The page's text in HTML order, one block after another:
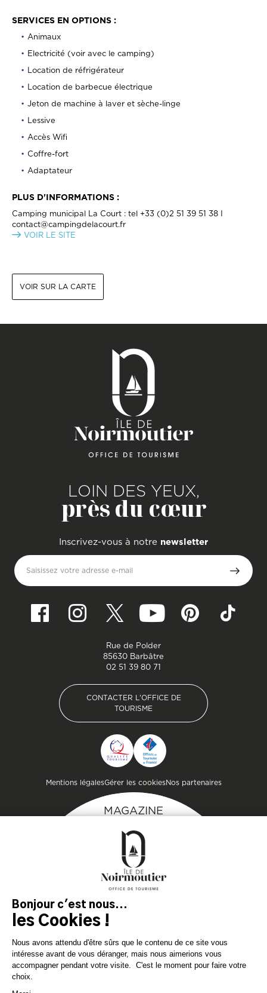
SERVICES EN OPTIONS :
Animaux
Electricité (voir avec le camping)
Location de réfrigérateur
Location de barbecue électrique
Jeton de machine à laver et sèche-linge
Lessive
Accès Wifi
Coffre-fort
Adaptateur
PLUS D'INFORMATIONS :
Camping municipal La Court : tel +33 (0)2 51 39 51 38 I
contact@campingdelacourt.fr
VOIR LE SITE
VOIR SUR LA CARTE
Mentions légalesGérer les cookiesNos partenaires
MAGAZINE
Inspirez-vous et
préparez votre séjour
sur l'île de Noirmoutier !
TÉLÉCHARGEZ
TÉLÉCHARGEZ
LOIN DES YEUX,
près du cœur
Inscrivez-vous à notre newsletter
Saisissez votre adresse e-mail
Rue de Polder
85630 Barbâtre
02 51 39 80 71
CONTACTER L'OFFICE DE
TOURISME
CONTACTER L'OFFICE DE
TOURISME